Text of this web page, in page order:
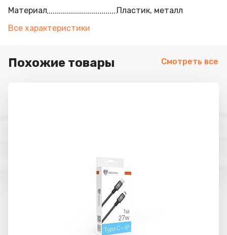
Материал
Пластик, металл
Все характеристики
Похожие товары Смотреть все